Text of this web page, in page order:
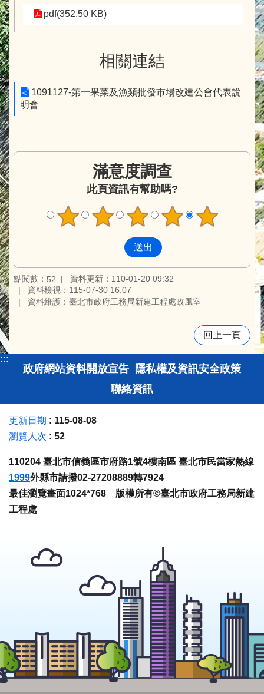
pdf(352.50 KB)
相關連結
1091127-第一果菜及漁類批發市場改建公會代表說
明會
滿意度調查
此頁資訊有幫助嗎?
點閱數： 52
資料更新：110-01-20 09:32
資料檢視：115-07-30 16:07
資料維護：臺北市政府工務局新建工程處政風室
回上一頁
:::
政府網站資料開放宣告 隱私權及資訊安全政策
聯絡資訊
更新日期
115-08-08
瀏覽人次
52
110204 臺北市信義區市府路1號4樓南區 臺北市民當家熱線
1999外縣市請撥02-27208889轉7924
最佳瀏覽畫面1024*768 版權所有©臺北市政府工務局新建
工程處